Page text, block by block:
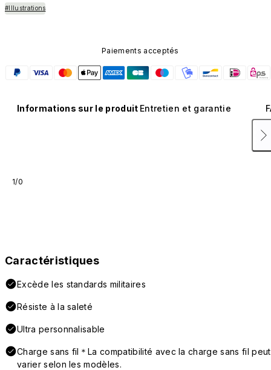
#Illustrations
Paiements acceptés
Informations sur le produit Entretien et garantie
1/0
Caractéristiques
Excède les standards militaires
Résiste à la saleté
Ultra personnalisable
Charge sans fil＊La compatibilité avec la charge sans fil peut
varier selon les modèles.